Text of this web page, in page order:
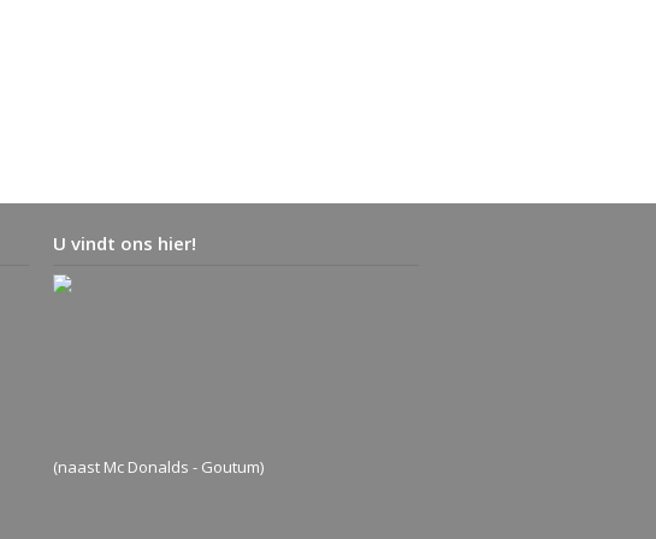
U vindt ons hier!
(naast Mc Donalds - Goutum)